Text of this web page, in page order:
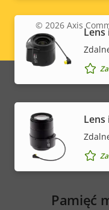
Lens
Lens
Pamięć
Legal
menu
© 2026 Axis